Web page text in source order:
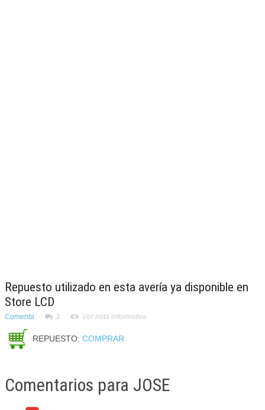
Repuesto utilizado en esta avería ya disponible en
Store LCD
Comenta 1 Ver nota informativa
REPUESTO: COMPRAR
Comentarios para JOSE